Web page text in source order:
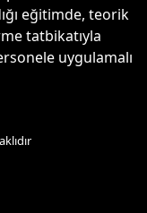
eğitimde, teorik
tatbikatıyla
uygulamalı